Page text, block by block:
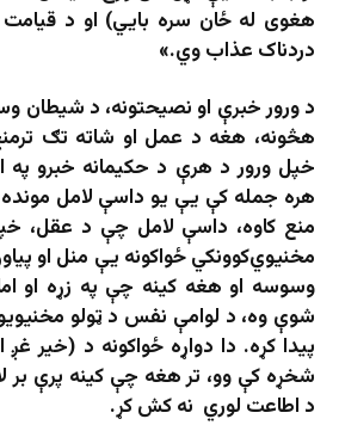
هغوی له ځان سره بايي) او د
دردناک عذاب وي.»
د ورور خبرې او نصیحتونه، د شیطان
هڅونه، هغه د عمل او شاته تګ
خپل ورور د هرې د حکیمانه خبرو په
هره جمله کې یې یو داسې لامل
منع کاوه، داسې لامل چې د عقل،
مخنیوي‌کوونکي ځواکونه یې منل او
وسوسه او هغه کینه چې په زړه او
شوې وه، د لوامې نفس د ټولو مخنیویو
پیدا کړه. دا دواړه ځواکونه د (خیر
شخړه کې وو، تر هغه چې کینه پرې
د اطاعت لوري نه کش کړ.